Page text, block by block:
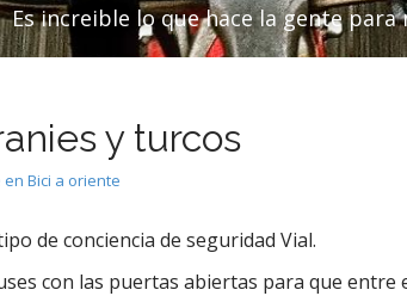
Es increible lo que hace la gente
y turcos
en Bici a oriente
de conciencia de seguridad Vial.
con las puertas abiertas para que entre